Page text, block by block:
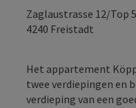
Zaglaustrasse 12/Top 5
4240 Freistadt
Het appartement
twee verdiepingen en
verdieping van een